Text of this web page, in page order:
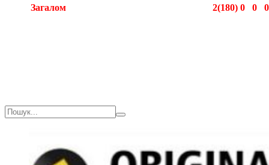
Загалом
2(180) 0 0
0